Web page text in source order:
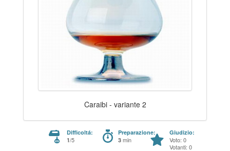
Caraibi - variante 2
Difficoltá:
1/5
Preparazione:
3 min
Giudizio:
Voto: 0
Votanti: 0